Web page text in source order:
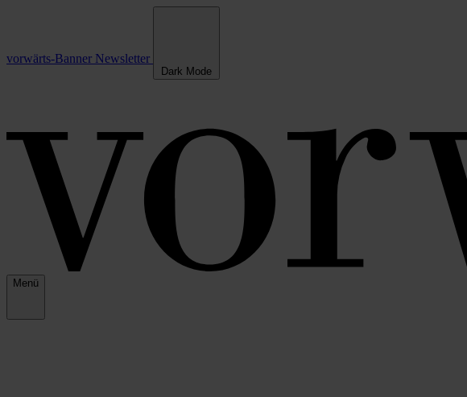
vorwärts-Banner Newsletter
Dark Mode
Menü